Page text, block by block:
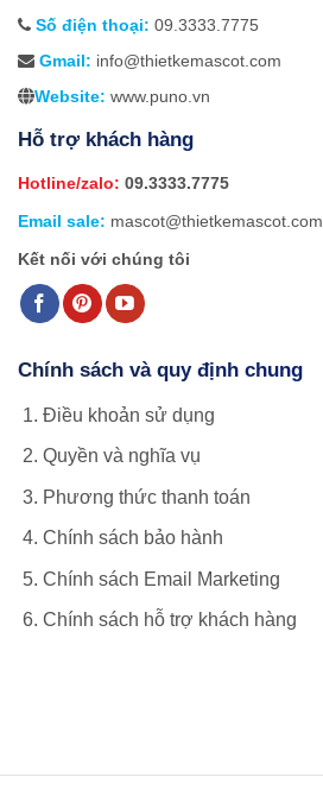
Số điện thoại: 09.3333.7775
Gmail: info@thietkemascot.com
Website: www.puno.vn
Hỗ trợ khách hàng
Hotline/zalo: 09.3333.7775
Email sale: mascot@thietkemascot.com
Kết nối với chúng tôi
Chính sách và quy định chung
Điều khoản sử dụng
Quyền và nghĩa vụ
Phương thức thanh toán
Chính sách bảo hành
Chính sách Email Marketing
Chính sách hỗ trợ khách hàng